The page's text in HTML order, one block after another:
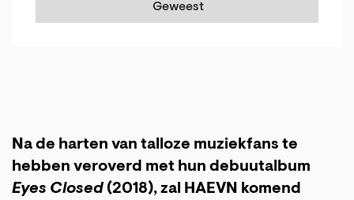
Geweest
Na de harten van talloze muziekfans te
hebben veroverd met hun debuutalbum
Eyes Closed (2018), zal HAEVN komend